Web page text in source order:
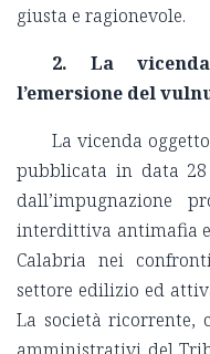
giusta e ragionevole.
2. La
l’emersione del
La vicenda
pubblicata in data 28
dall’impugnazione
interdittiva antimafia
Calabria nei
settore edilizio ed
La società ricorrente,